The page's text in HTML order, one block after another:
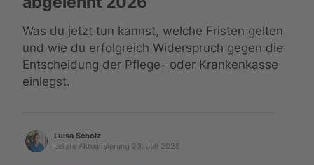
Was du jetzt tun kannst, welche Fristen gelten
und wie du erfolgreich Widerspruch gegen die
Entscheidung der Pflege- oder Krankenkasse
einlegst.
Luisa Scholz
Letzte Aktualisierung 23. Juli 2026